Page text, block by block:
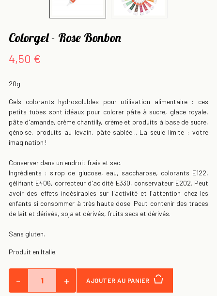
Colorgel - Rose Bonbon
4,50 €
20g
Gels colorants hydrosolubles pour utilisation alimentaire : ces
petits tubes sont idéaux pour colorer pâte à sucre, glace royale,
pâte d'amande, crème chantilly, crème et produits à base de sucre,
génoise, produits au levain, pâte sablée... La seule limite : votre
imagination !
Conserver dans un endroit frais et sec.
Ingrédients : sirop de glucose, eau, saccharose, colorants E122,
gélifiant E406, correcteur d'acidité E330, conservateur E202. Peut
avoir des effets indésirables sur l'activité et l'attention chez les
enfants si consommer à très haute dose. Peut contenir des traces
de lait et dérivés, soja et dérivés, fruits secs et dérivés.
Sans gluten.
Produit en Italie.
- + AJOUTER AU PANIER